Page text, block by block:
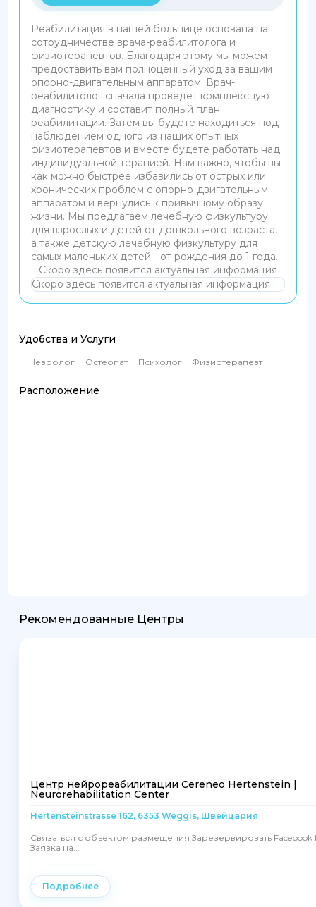
Реабилитация в нашей больнице основана на
сотрудничестве врача-реабилитолога и
физиотерапевтов. Благодаря этому мы можем
предоставить вам полноценный уход за вашим
опорно-двигательным аппаратом. Врач-
реабилитолог сначала проведет комплексную
диагностику и составит полный план
реабилитации. Затем вы будете находиться под
наблюдением одного из наших опытных
физиотерапевтов и вместе будете работать над
индивидуальной терапией. Нам важно, чтобы вы
как можно быстрее избавились от острых или
хронических проблем с опорно-двигательным
аппаратом и вернулись к привычному образу
жизни. Мы предлагаем лечебную физкультуру
для взрослых и детей от дошкольного возраста,
а также детскую лечебную физкультуру для
самых маленьких детей - от рождения до 1 года.
Скоро здесь появится актуальная информация
Скоро здесь появится актуальная информация
Удобства и Услуги
Невролог Остеопат Психолог Физиотерапевт
Расположение
Рекомендованные Центры
Центр нейрореабилитации Cereneo Hertenstein |
Neurorehabilitation Center
Hertensteinstrasse 162, 6353 Weggis, Швейцария
Связаться с объектом размещения Зарезервировать Facebook
Заявка на...
Подробнее